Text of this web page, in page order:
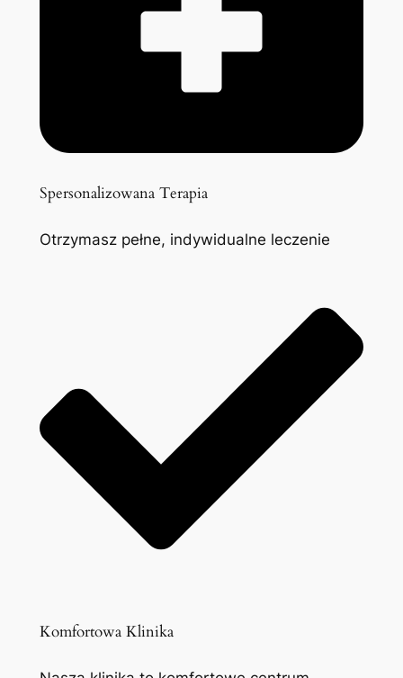
Spersonalizowana Terapia
Otrzymasz pełne, indywidualne leczenie
Komfortowa Klinika